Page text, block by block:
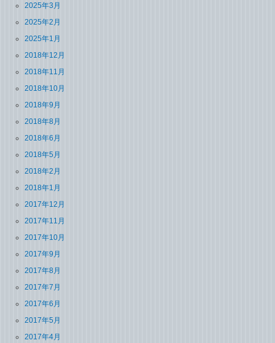
2025年3月
2025年2月
2025年1月
2018年12月
2018年11月
2018年10月
2018年9月
2018年8月
2018年6月
2018年5月
2018年2月
2018年1月
2017年12月
2017年11月
2017年10月
2017年9月
2017年8月
2017年7月
2017年6月
2017年5月
2017年4月